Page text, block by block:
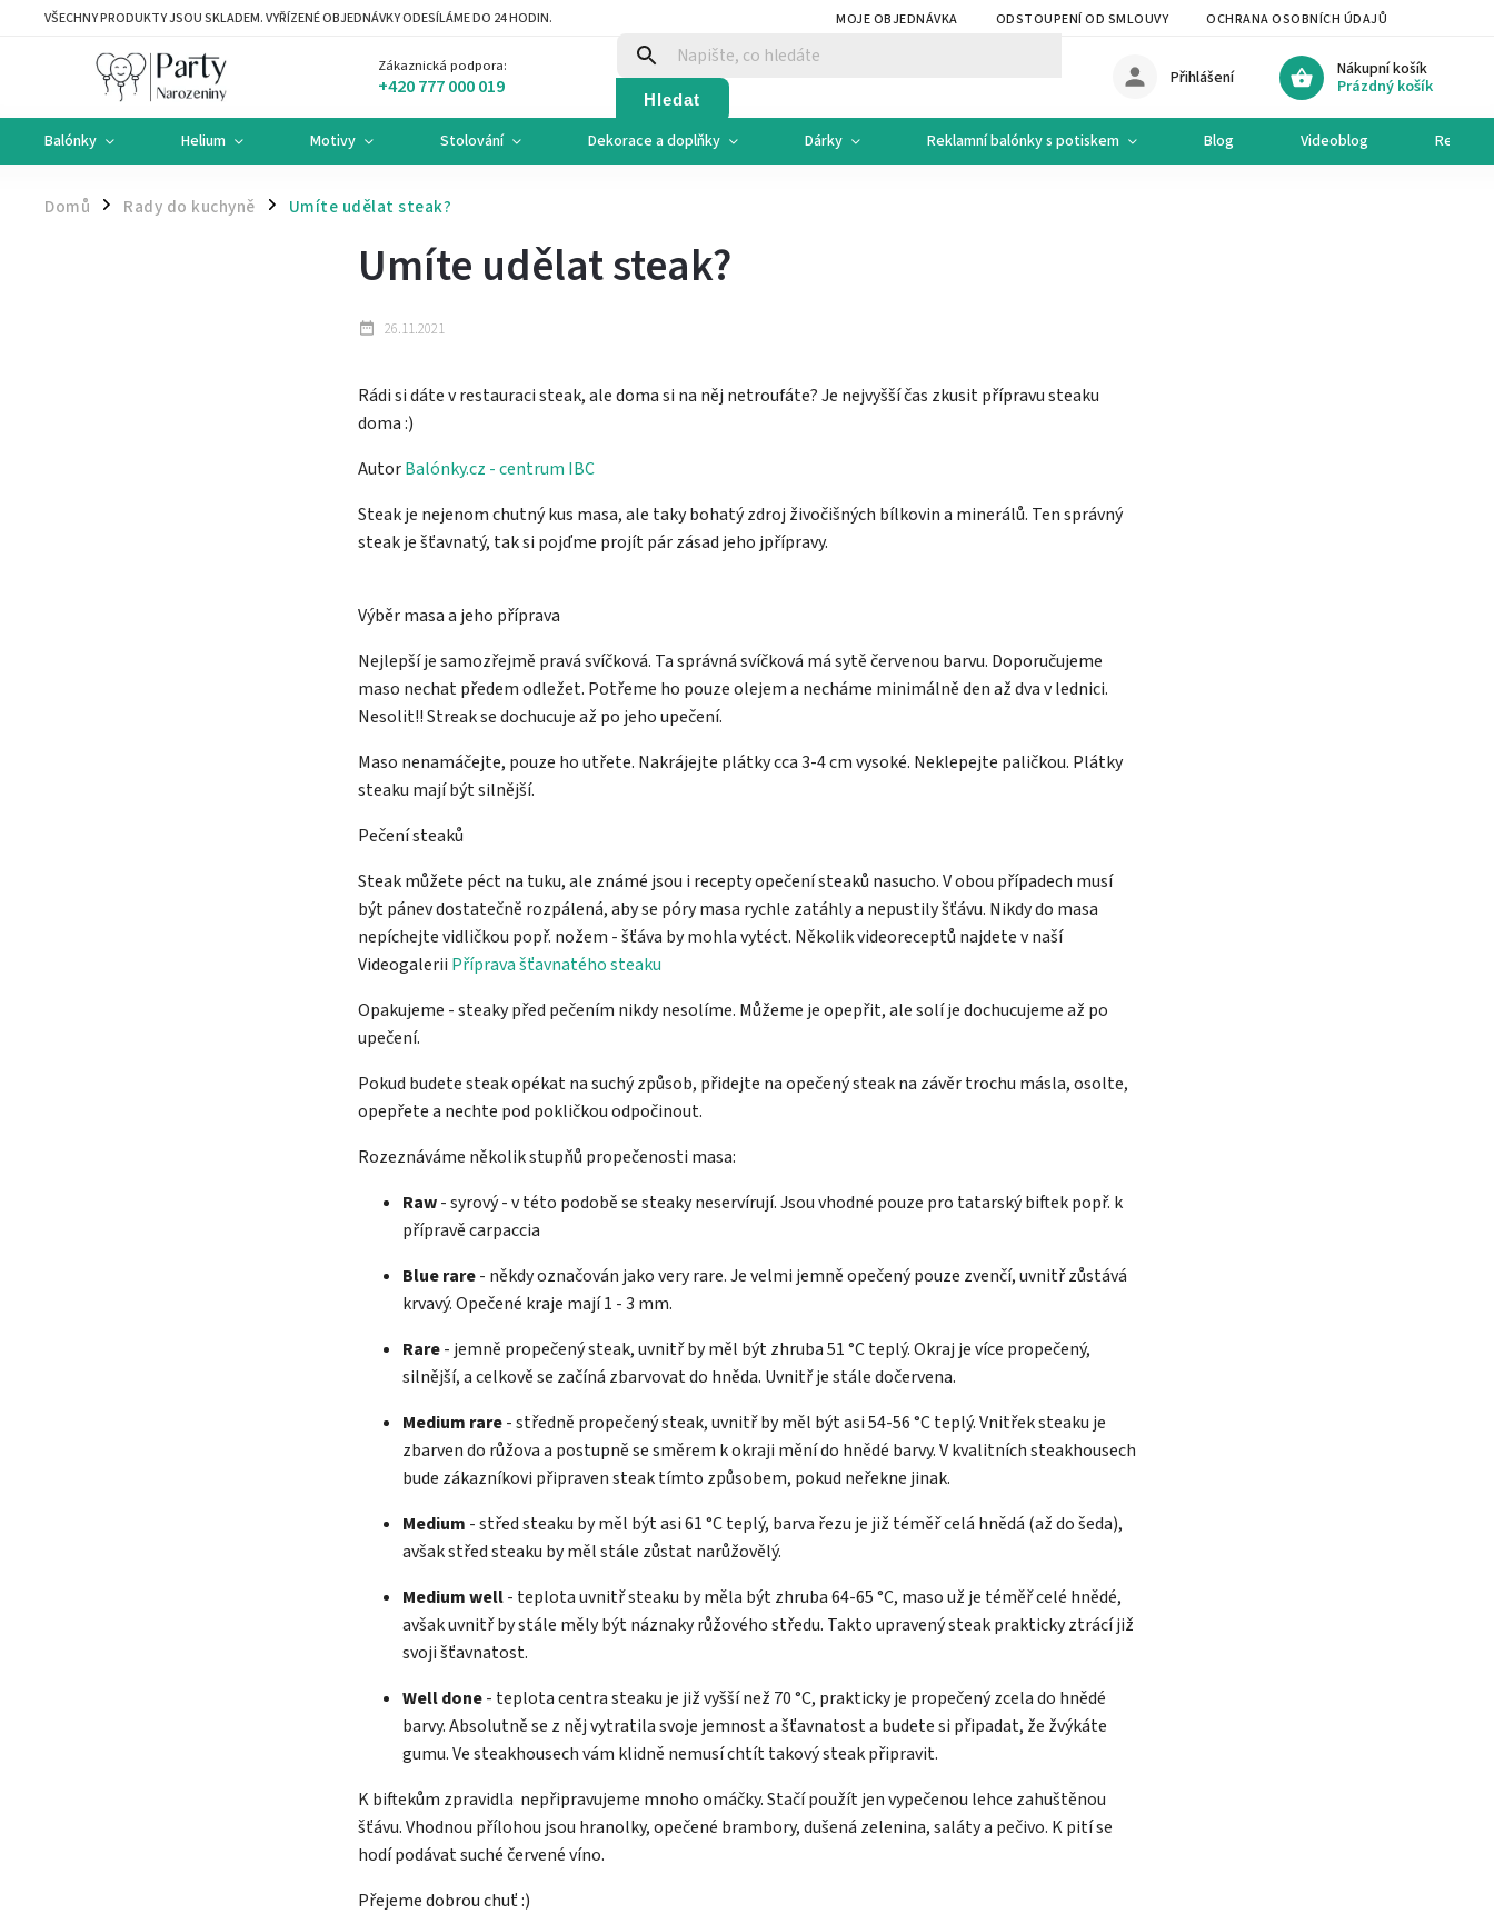
VŠECHNY PRODUKTY JSOU SKLADEM. VYŘÍZENÉ OBJEDNÁVKY ODESÍLÁME DO 24 HODIN. MOJE OBJEDNÁVKA ODSTOUPENÍ OD SMLOUVY OCHRANA OSOBNÍCH ÚDAJŮ
Zákaznická podpora:
+420 777 000 019 Hledat
Nákupní košík
Prázdný košík
Přihlášení
Balónky Helium Motivy Stolování Dekorace a doplňky Dárky Reklamní balónky s potiskem Blog Videoblog Recepty
Domů / Rady do kuchyně / Umíte udělat steak?
Umíte udělat steak?
26.11.2021
Rádi si dáte v restauraci steak, ale doma si na něj netroufáte? Je nejvyšší čas zkusit přípravu steaku
doma :)
AutorBalónky.cz - centrum IBC
Steak je nejenom chutný kus masa, ale taky bohatý zdroj živočišných bílkovin a minerálů. Ten správný
steak je šťavnatý, tak si pojďme projít pár zásad jeho jpřípravy.
Výběr masa a jeho příprava
Nejlepší je samozřejmě pravá svíčková. Ta správná svíčková má sytě červenou barvu. Doporučujeme
maso nechat předem odležet. Potřeme ho pouze olejem a necháme minimálně den až dva v lednici.
Nesolit!! Streak se dochucuje až po jeho upečení.
Maso nenamáčejte, pouze ho utřete. Nakrájejte plátky cca 3-4 cm vysoké. Neklepejte paličkou. Plátky
steaku mají být silnější.
Pečení steaků
Steak můžete péct na tuku, ale známé jsou i recepty opečení steaků nasucho. V obou případech musí
být pánev dostatečně rozpálená, aby se póry masa rychle zatáhly a nepustily šťávu. Nikdy do masa
nepíchejte vidličkou popř. nožem - šťáva by mohla vytéct. Několik videoreceptů najdete v naší
Videogalerii Příprava šťavnatého steaku
Opakujeme - steaky před pečením nikdy nesolíme. Můžeme je opepřit, ale solí je dochucujeme až po
upečení.
Pokud budete steak opékat na suchý způsob, přidejte na opečený steak na závěr trochu másla, osolte,
opepřete a nechte pod pokličkou odpočinout.
Rozeznáváme několik stupňů propečenosti masa:
Raw- syrový - v této podobě se steaky neservírují. Jsou vhodné pouze pro tatarský biftek popř. k
přípravě carpaccia
Blue rare- někdy označován jako very rare. Je velmi jemně opečený pouze zvenčí, uvnitř zůstává
krvavý. Opečené kraje mají 1 - 3 mm.
Rare- jemně propečený steak, uvnitř by měl být zhruba 51 °C teplý. Okraj je více propečený,
silnější, a celkově se začíná zbarvovat do hněda. Uvnitř je stále dočervena.
Medium rare- středně propečený steak, uvnitř by měl být asi 54-56 °C teplý. Vnitřek steaku je
zbarven do růžova a postupně se směrem k okraji mění do hnědé barvy. V kvalitních steakhousech
bude zákazníkovi připraven steak tímto způsobem, pokud neřekne jinak.
Medium - střed steaku by měl být asi 61 °C teplý, barva řezu je již téměř celá hnědá (až do šeda),
avšak střed steaku by měl stále zůstat narůžovělý.
Medium well- teplota uvnitř steaku by měla být zhruba 64-65 °C, maso už je téměř celé hnědé,
avšak uvnitř by stále měly být náznaky růžového středu. Takto upravený steak prakticky ztrácí již
svoji šťavnatost.
Well done- teplota centra steaku je již vyšší než 70 °C, prakticky je propečený zcela do hnědé
barvy. Absolutně se z něj vytratila svoje jemnost a šťavnatost a budete si připadat, že žvýkáte
gumu. Ve steakhousech vám klidně nemusí chtít takový steak připravit.
K biftekům zpravidla nepřipravujeme mnoho omáčky. Stačí použít jen vypečenou lehce zahuštěnou
šťávu. Vhodnou přílohou jsou hranolky, opečené brambory, dušená zelenina, saláty a pečivo. K pití se
hodí podávat suché červené víno.
Přejeme dobrou chuť :)